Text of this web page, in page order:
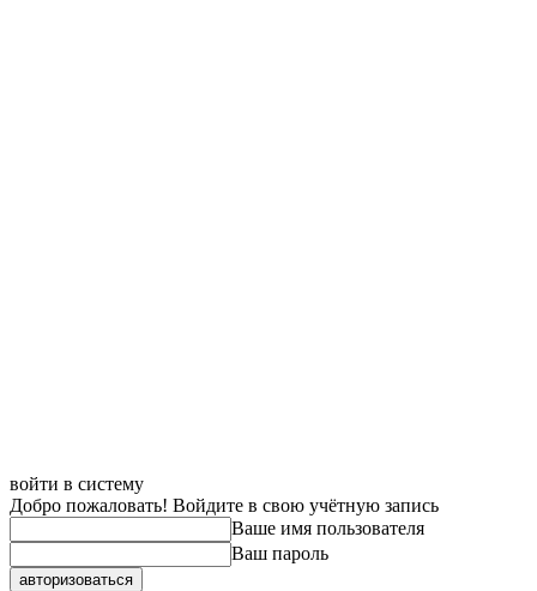
войти в систему
Добро пожаловать! Войдите в свою учётную запись
Ваше имя пользователя
Ваш пароль